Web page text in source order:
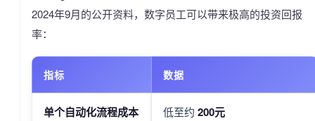
2024年9月的公开资料，数字员工可以带来极高的投资回报
率：
指标 数据
单个自动化流程成本 低至约 200元